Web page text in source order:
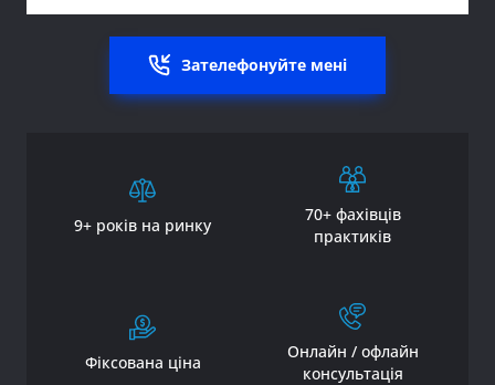
Зателефонуйте мені
9+ років на ринку
70+ фахівців
практиків
Фіксована ціна
Онлайн / офлайн
консультація